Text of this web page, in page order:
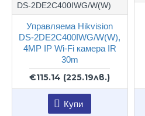
DS-2DE2C400IWG/W(W)
Управляема Hikvision
DS-2DE2C400IWG/W(W),
4MP IP Wi-Fi камера IR
30m
€115.14 (225.19лв.)
Купи